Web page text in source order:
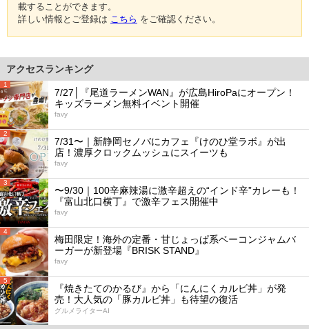
載することができます。
詳しい情報とご登録は こちら をご確認ください。
アクセスランキング
1
7/27│『尾道ラーメンWAN』が広島HiroPaにオープン！
キッズラーメン無料イベント開催
favy
2
7/31〜｜新静岡セノバにカフェ『けのひ堂ラボ』が出
店！濃厚クロックムッシュにスイーツも
favy
3
〜9/30｜100辛麻辣湯に激辛超えの“インド辛”カレーも！
『富山北口横丁』で激辛フェス開催中
favy
4
梅田限定！海外の定番・甘じょっぱ系ベーコンジャムバ
ーガーが新登場『BRISK STAND』
favy
5
『焼きたてのかるび』から「にんにくカルビ丼」が発
売！大人気の「豚カルビ丼」も待望の復活
グルメライターAI